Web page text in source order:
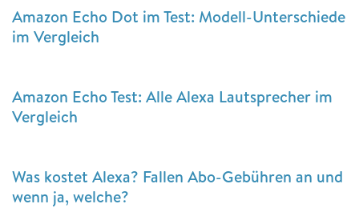
Amazon Echo Dot im Test: Modell-Unterschiede
im Vergleich
Amazon Echo Test: Alle Alexa Lautsprecher im
Vergleich
Was kostet Alexa? Fallen Abo-Gebühren an und
wenn ja, welche?